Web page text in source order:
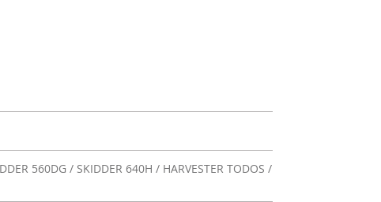
560DG / SKIDDER 640H / HARVESTER TODOS /